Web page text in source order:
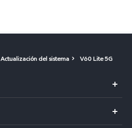
Actualización del sistema V60 Lite 5G